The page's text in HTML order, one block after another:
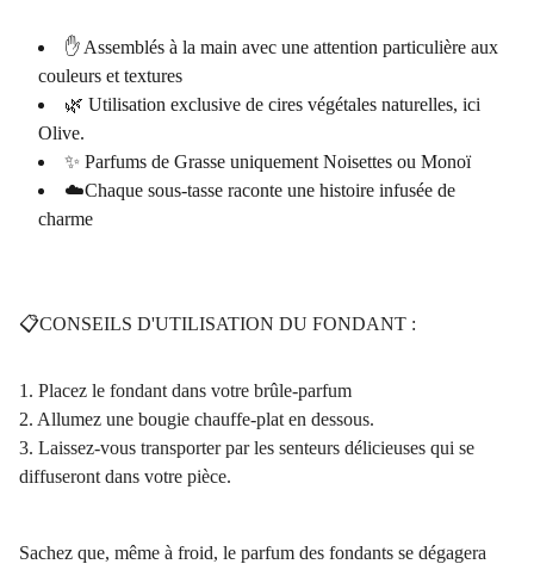
✋ Assemblés à la main avec une attention particulière aux
couleurs et textures
🌿 Utilisation exclusive de cires végétales naturelles, ici
Olive.
✨ Parfums de Grasse uniquement Noisettes ou Monoï
☁️Chaque sous-tasse raconte une histoire infusée de
charme
📋CONSEILS D'UTILISATION DU FONDANT :
1. Placez le fondant dans votre brûle-parfum
2. Allumez une bougie chauffe-plat en dessous.
3. Laissez-vous transporter par les senteurs délicieuses qui se
diffuseront dans votre pièce.
Sachez que, même à froid, le parfum des fondants se dégagera